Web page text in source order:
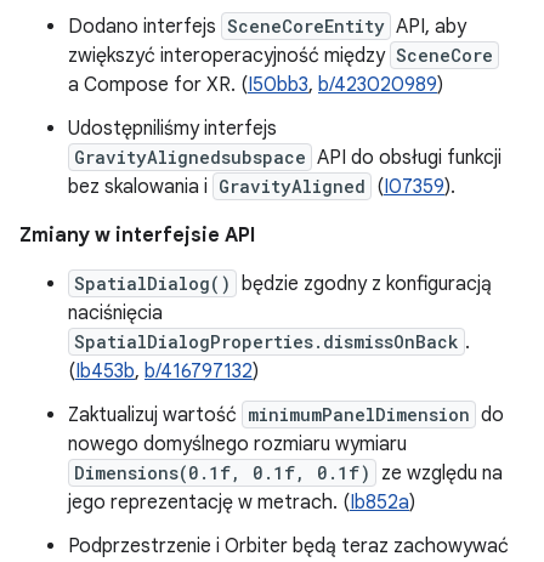
Dodano interfejs SceneCoreEntity API, aby
zwiększyć interoperacyjność między SceneCore
a Compose for XR. (I50bb3, b/423020989)
Udostępniliśmy interfejs
GravityAlignedsubspace API do obsługi funkcji
bez skalowania i GravityAligned (I07359).
Zmiany w interfejsie API
SpatialDialog() będzie zgodny z konfiguracją
naciśnięcia
SpatialDialogProperties.dismissOnBack .
(Ib453b, b/416797132)
Zaktualizuj wartość minimumPanelDimension do
nowego domyślnego rozmiaru wymiaru
Dimensions(0.1f, 0.1f, 0.1f)
ze względu na
jego reprezentację w metrach. (Ib852a)
Podprzestrzenie i Orbiter będą teraz zachowywać